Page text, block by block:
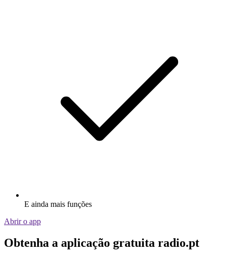
E ainda mais funções
Abrir o app
Obtenha a aplicação gratuita radio.pt